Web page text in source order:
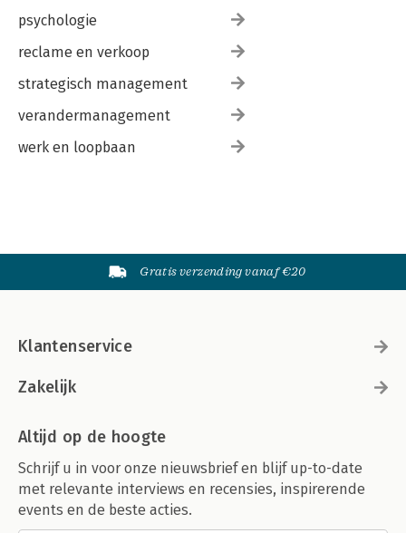
psychologie
reclame en verkoop
strategisch management
verandermanagement
werk en loopbaan
Gratis verzending vanaf €20
Klantenservice
Zakelijk
Altijd op de hoogte
Schrijf u in voor onze nieuwsbrief en blijf up-to-date
met relevante interviews en recensies, inspirerende
events en de beste acties.